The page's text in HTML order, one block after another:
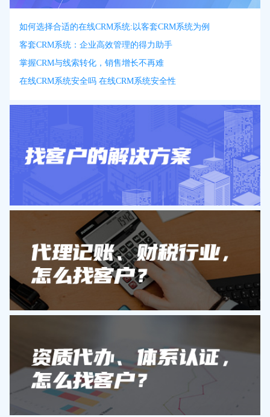
如何选择合适的在线CRM系统:以客套CRM系统为例
客套CRM系统：企业高效管理的得力助手
掌握CRM与线索转化，销售增长不再难
在线CRM系统安全吗 在线CRM系统安全性